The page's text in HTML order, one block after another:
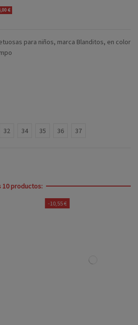
€
para niños, marca Blanditos, en color
32 34 35 36 37
10 productos:
-10,55 €